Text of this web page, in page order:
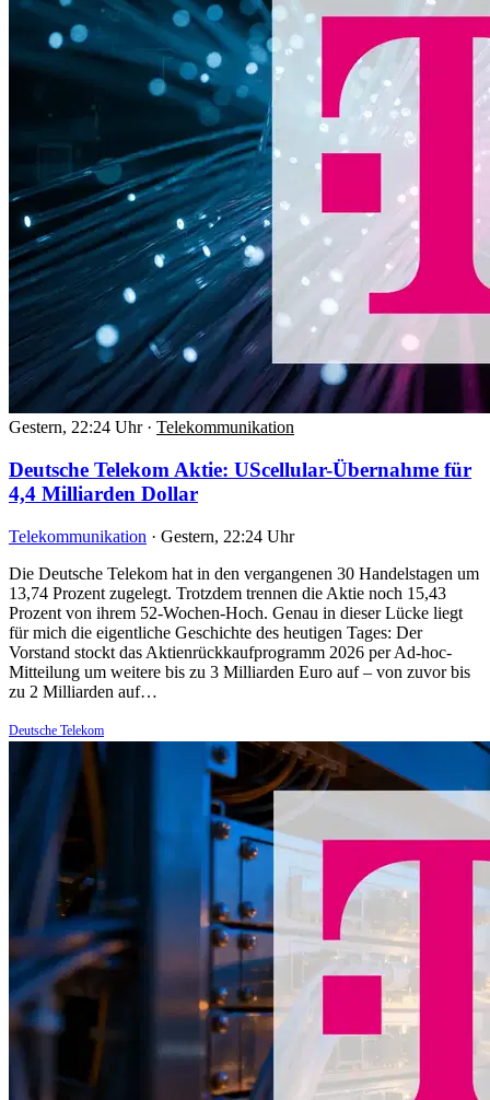
Gestern, 22:24 Uhr · Telekommunikation
Deutsche Telekom Aktie: UScellular-Übernahme für
4,4 Milliarden Dollar
Telekommunikation · Gestern, 22:24 Uhr
Die Deutsche Telekom hat in den vergangenen 30 Handelstagen um
13,74 Prozent zugelegt. Trotzdem trennen die Aktie noch 15,43
Prozent von ihrem 52-Wochen-Hoch. Genau in dieser Lücke liegt
für mich die eigentliche Geschichte des heutigen Tages: Der
Vorstand stockt das Aktienrückkaufprogramm 2026 per Ad-hoc-
Mitteilung um weitere bis zu 3 Milliarden Euro auf – von zuvor bis
zu 2 Milliarden auf…
Deutsche Telekom